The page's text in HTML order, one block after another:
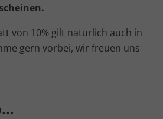
von 10% gilt natürlich auch in
gern vorbei, wir freuen uns